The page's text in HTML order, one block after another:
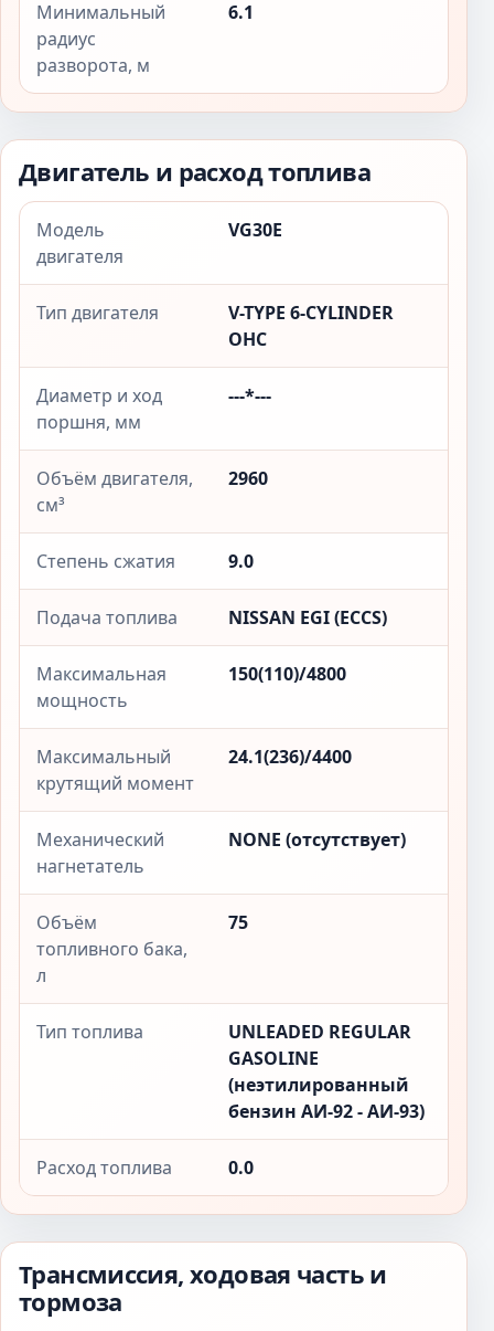
Минимальный
радиус
разворота, м
6.1
Двигатель и расход топлива
Модель
двигателя
VG30E
Тип двигателя
V-TYPE 6-CYLINDER
OHC
Диаметр и ход
поршня, мм
---*---
Объём двигателя,
см³
2960
Степень сжатия 9.0
Подача топлива NISSAN EGI (ECCS)
Максимальная
мощность
150(110)/4800
Максимальный
крутящий момент
24.1(236)/4400
Механический
нагнетатель
NONE (отсутствует)
Объём
топливного бака,
л
75
Тип топлива
UNLEADED REGULAR
GASOLINE
(неэтилированный
бензин АИ-92 - АИ-93)
Расход топлива 0.0
Трансмиссия, ходовая часть и
тормоза